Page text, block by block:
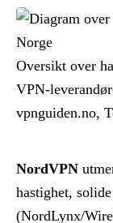
Oversikt over
VPN-
vpnguiden.no,
NordVPN
hastighet,
(NordLynx/